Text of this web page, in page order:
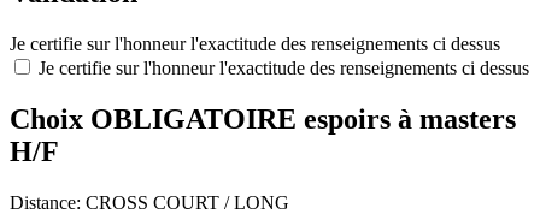
Je certifie sur l'honneur l'exactitude des renseignements ci dessus
Je certifie sur l'honneur l'exactitude des renseignements ci dessus
Choix OBLIGATOIRE espoirs à masters
H/F
Distance: CROSS COURT / LONG